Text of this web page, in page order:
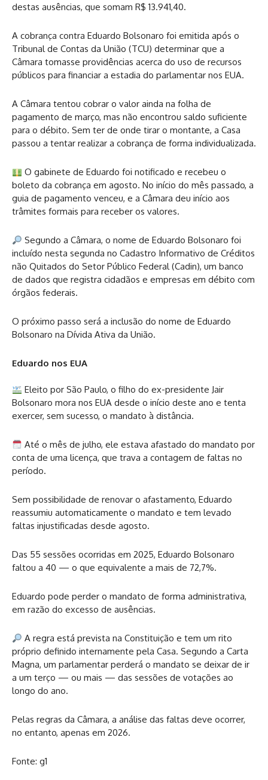
destas ausências, que somam R$ 13.941,40.
A cobrança contra Eduardo Bolsonaro foi emitida após o
Tribunal de Contas da União (TCU) determinar que a
Câmara tomasse providências acerca do uso de recursos
públicos para financiar a estadia do parlamentar nos EUA.
A Câmara tentou cobrar o valor ainda na folha de
pagamento de março, mas não encontrou saldo suficiente
para o débito. Sem ter de onde tirar o montante, a Casa
passou a tentar realizar a cobrança de forma individualizada.
O gabinete de Eduardo foi notificado e recebeu o
boleto da cobrança em agosto. No início do mês passado, a
guia de pagamento venceu, e a Câmara deu início aos
trâmites formais para receber os valores.
Segundo a Câmara, o nome de Eduardo Bolsonaro foi
incluído nesta segunda no Cadastro Informativo de Créditos
não Quitados do Setor Público Federal (Cadin), um banco
de dados que registra cidadãos e empresas em débito com
órgãos federais.
O próximo passo será a inclusão do nome de Eduardo
Bolsonaro na Dívida Ativa da União.
Eduardo nos EUA
Eleito por São Paulo, o filho do ex-presidente Jair
Bolsonaro mora nos EUA desde o início deste ano e tenta
exercer, sem sucesso, o mandato à distância.
Até o mês de julho, ele estava afastado do mandato por
conta de uma licença, que trava a contagem de faltas no
período.
Sem possibilidade de renovar o afastamento, Eduardo
reassumiu automaticamente o mandato e tem levado
faltas injustificadas desde agosto.
Das 55 sessões ocorridas em 2025, Eduardo Bolsonaro
faltou a 40 — o que equivalente a mais de 72,7%.
Eduardo pode perder o mandato de forma administrativa,
em razão do excesso de ausências.
A regra está prevista na Constituição e tem um rito
próprio definido internamente pela Casa. Segundo a Carta
Magna, um parlamentar perderá o mandato se deixar de ir
a um terço — ou mais — das sessões de votações ao
longo do ano.
Pelas regras da Câmara, a análise das faltas deve ocorrer,
no entanto, apenas em 2026.
Fonte: g1